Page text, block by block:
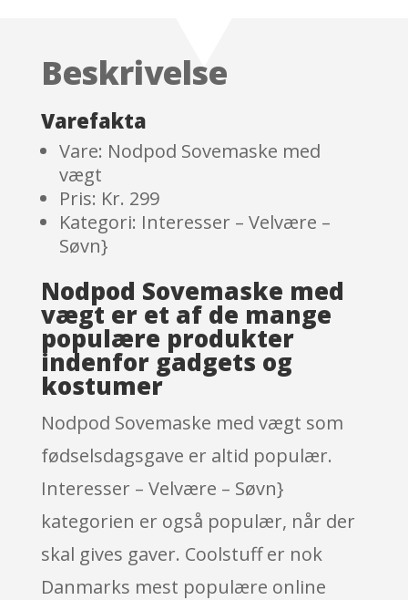
ratings
Beskrivelse
Varefakta
Vare: Nodpod Sovemaske med
vægt
Pris: Kr. 299
Kategori: Interesser – Velvære –
Søvn}
Nodpod Sovemaske med
vægt er et af de mange
populære produkter
indenfor gadgets og
kostumer
Nodpod Sovemaske med vægt som
fødselsdagsgave er altid populær.
Interesser – Velvære – Søvn}
kategorien er også populær, når der
skal gives gaver. Coolstuff er nok
Danmarks mest populære online